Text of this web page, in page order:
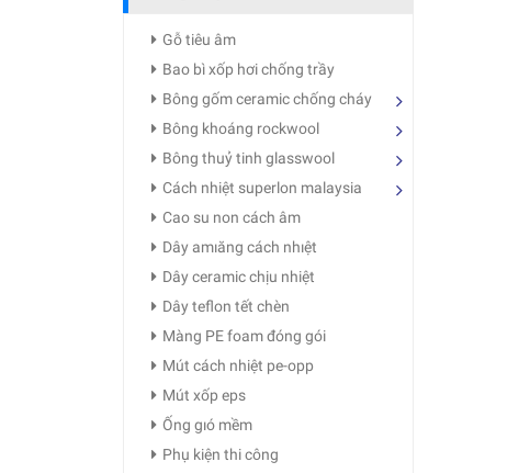
Gỗ tiêu âm
Bao bì xốp hơi chống trầy
Bông gốm ceramic chống cháy
Bông khoáng rockwool
Bông thuỷ tinh glasswool
Cách nhiệt superlon malaysia
Cao su non cách âm
Dây amıăng cách nhıệt
Dây ceramic chịu nhiệt
Dây teflon tết chèn
Màng PE foam đóng gói
Mút cách nhiệt pe-opp
Mút xốp eps
Ống gıó mềm
Phụ kiện thi công